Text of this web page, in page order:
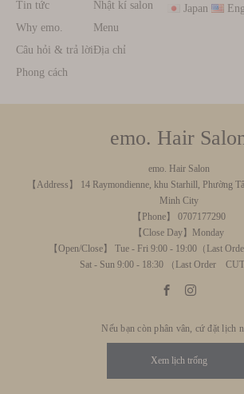
Tin tức
Why emo.
Câu hỏi & trả lời
Phong cách
Nhật kí salon
Menu
Địa chỉ
Japan
emo. Hair
emo. Hair Salon
【Address】 14 Raymondienne, khu Starhill, Phường
Minh City
【Phone】 0707177290
【Close Day】Monday
【Open/Close】 Tue - Fri 9:00 - 19:00（Last
Sat - Sun 9:00 - 18:30 （Last Order
Nếu bạn còn phân vân, cứ đặt lịch
Xem lịch trống